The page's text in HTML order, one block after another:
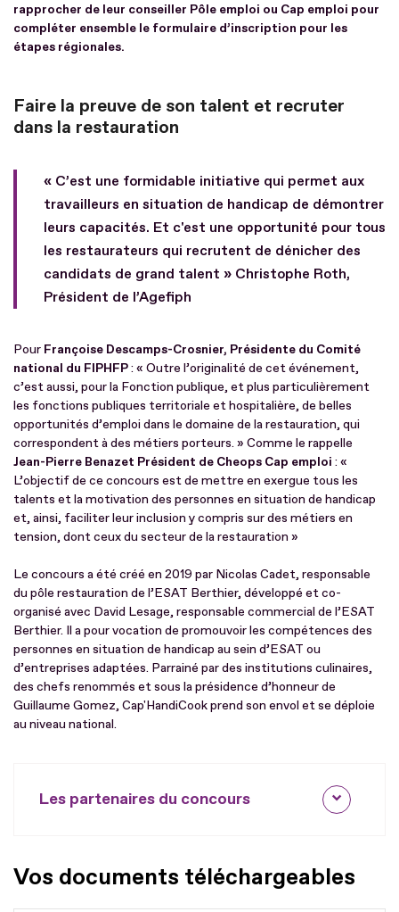
rapprocher de leur conseiller Pôle emploi ou Cap emploi pour
compléter ensemble le formulaire d’inscription pour les
étapes régionales.
Faire la preuve de son talent et recruter
dans la restauration
« C’est une formidable initiative qui permet aux
travailleurs en situation de handicap de démontrer
leurs capacités. Et c'est une opportunité pour tous
les restaurateurs qui recrutent de dénicher des
candidats de grand talent » Christophe Roth,
Président de l’Agefiph
Pour Françoise Descamps-Crosnier, Présidente du Comité
national du FIPHFP: « Outre l’originalité de cet événement,
c’est aussi, pour la Fonction publique, et plus particulièrement
les fonctions publiques territoriale et hospitalière, de belles
opportunités d’emploi dans le domaine de la restauration, qui
correspondent à des métiers porteurs. » Comme le rappelle
Jean-Pierre Benazet Président de Cheops Cap emploi : «
L’objectif de ce concours est de mettre en exergue tous les
talents et la motivation des personnes en situation de handicap
et, ainsi, faciliter leur inclusion y compris sur des métiers en
tension, dont ceux du secteur de la restauration »
Le concours a été créé en 2019 par Nicolas Cadet, responsable
du pôle restauration de l’ESAT Berthier, développé et co-
organisé avec David Lesage, responsable commercial de l’ESAT
Berthier. Il a pour vocation de promouvoir les compétences des
personnes en situation de handicap au sein d’ESAT ou
d’entreprises adaptées. Parrainé par des institutions culinaires,
des chefs renommés et sous la présidence d’honneur de
Guillaume Gomez, Cap'HandiCook prend son envol et se déploie
au niveau national.
Les partenaires du concours
Vos documents téléchargeables